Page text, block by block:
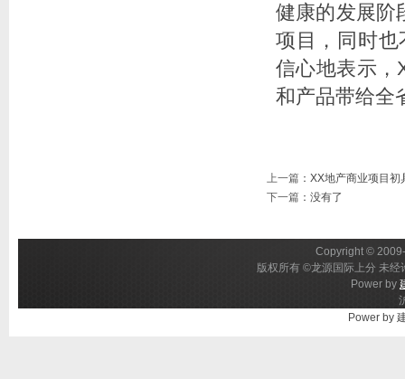
健康的发展阶
项目，同时也
信心地表示，
和产品带给全
上一篇 ： XX地产商业项目初
下一篇 ：没有了
Copyright ©
版权所有 ©龙源国际上分 未
Power by
Power by